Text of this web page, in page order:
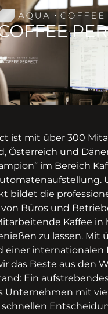
ist mit über 300
Österreich und
im Bereich
bildet die
Büros und
Kaffee in
zu lassen. Mit
einer
das Beste aus den
Ein
Unternehmen mit